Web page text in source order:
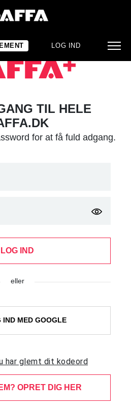
LOG IND
TIL HELE
for at få fuld adgang.
LOG IND
eller
IND MED GOOGLE
har glemt dit kodeord
OPRET DIG HER